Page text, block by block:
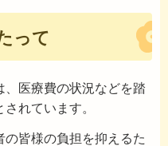
って
、医療費の状況などを踏
れています。
皆様の負担を抑えるた